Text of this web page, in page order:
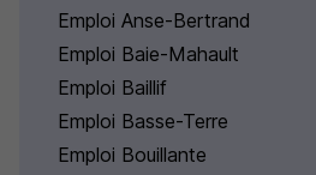
Emploi Anse-Bertrand
Emploi Baie-Mahault
Emploi Baillif
Emploi Basse-Terre
Emploi Bouillante